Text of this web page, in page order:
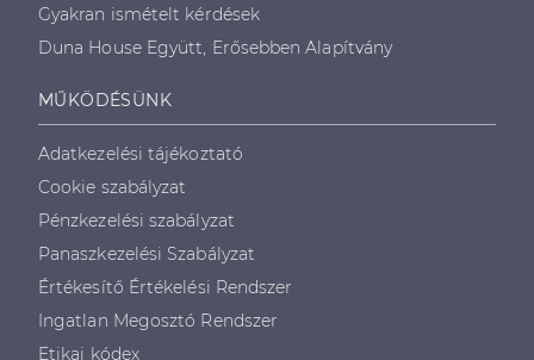
Gyakran ismételt kérdések
Duna House Együtt, Erősebben Alapítvány
MŰKÖDÉSÜNK
Adatkezelési tájékoztató
Cookie szabályzat
Pénzkezelési szabályzat
Panaszkezelési Szabályzat
Értékesítő Értékelési Rendszer
Ingatlan Megosztó Rendszer
Etikai kódex